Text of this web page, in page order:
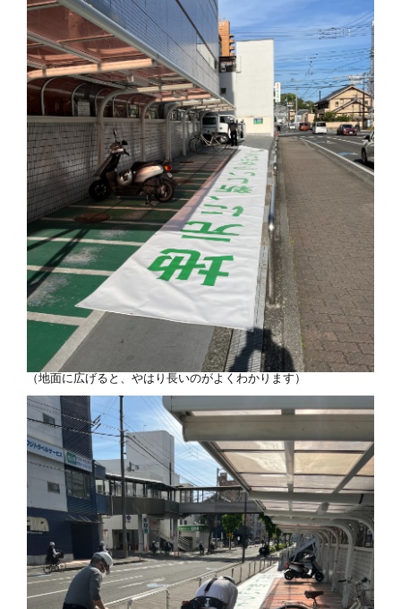
（地面に広げると、やはり長いのがよくわかります）